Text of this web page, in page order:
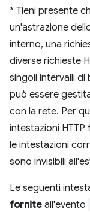
* Tieni presente
un'astrazione
interno, una
diverse richieste
singoli intervalli di
può essere
con la rete. Per
intestazioni HTTP
le intestazioni
sono invisibili
Le seguenti
fornite all'evento